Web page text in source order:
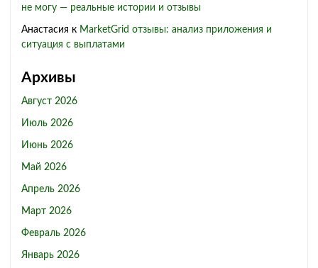
не могу — реальные истории и отзывы
Анастасия к MarketGrid отзывы: анализ приложения и
ситуация с выплатами
Архивы
Август 2026
Июль 2026
Июнь 2026
Май 2026
Апрель 2026
Март 2026
Февраль 2026
Январь 2026